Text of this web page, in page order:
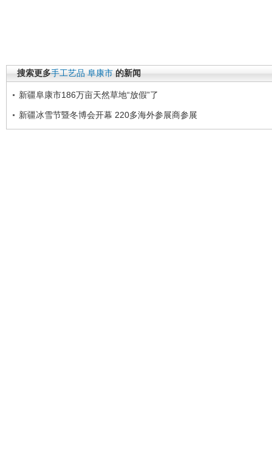
搜索更多手工艺品 阜康市 的新闻
新疆阜康市186万亩天然草地“放假”了
新疆冰雪节暨冬博会开幕 220多海外参展商参展